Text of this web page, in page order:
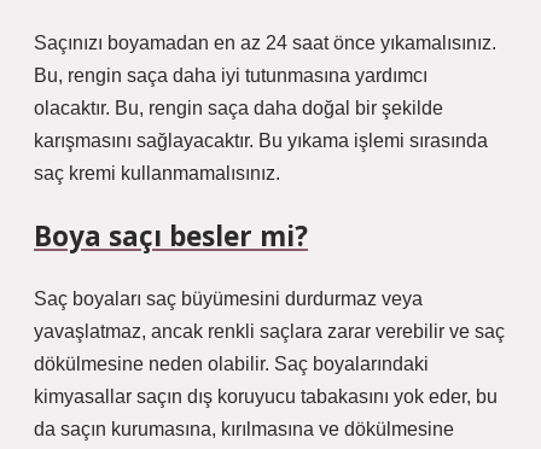
Saçınızı boyamadan en az 24 saat önce yıkamalısınız.
Bu, rengin saça daha iyi tutunmasına yardımcı
olacaktır. Bu, rengin saça daha doğal bir şekilde
karışmasını sağlayacaktır. Bu yıkama işlemi sırasında
saç kremi kullanmamalısınız.
Boya saçı besler mi?
Saç boyaları saç büyümesini durdurmaz veya
yavaşlatmaz, ancak renkli saçlara zarar verebilir ve saç
dökülmesine neden olabilir. Saç boyalarındaki
kimyasallar saçın dış koruyucu tabakasını yok eder, bu
da saçın kurumasına, kırılmasına ve dökülmesine